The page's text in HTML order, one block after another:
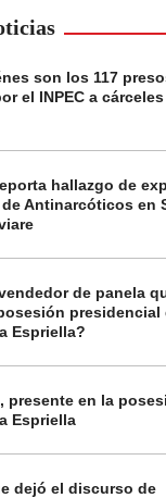
son los 117
el INPEC a
hallazgo de
Antinarcóticos en
de panela
presidencial
Espriella?
presente en la
Espriella
dejó el discurso de